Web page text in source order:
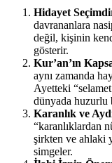
Hidayet
davrananlara
değil, kişinin
gösterir.
Kur’an’ın
aynı zamanda
Ayetteki
dünyada huzurlu
Karanlık ve
“karanlıklardan
şirkten ve ahlaki
simgeler.